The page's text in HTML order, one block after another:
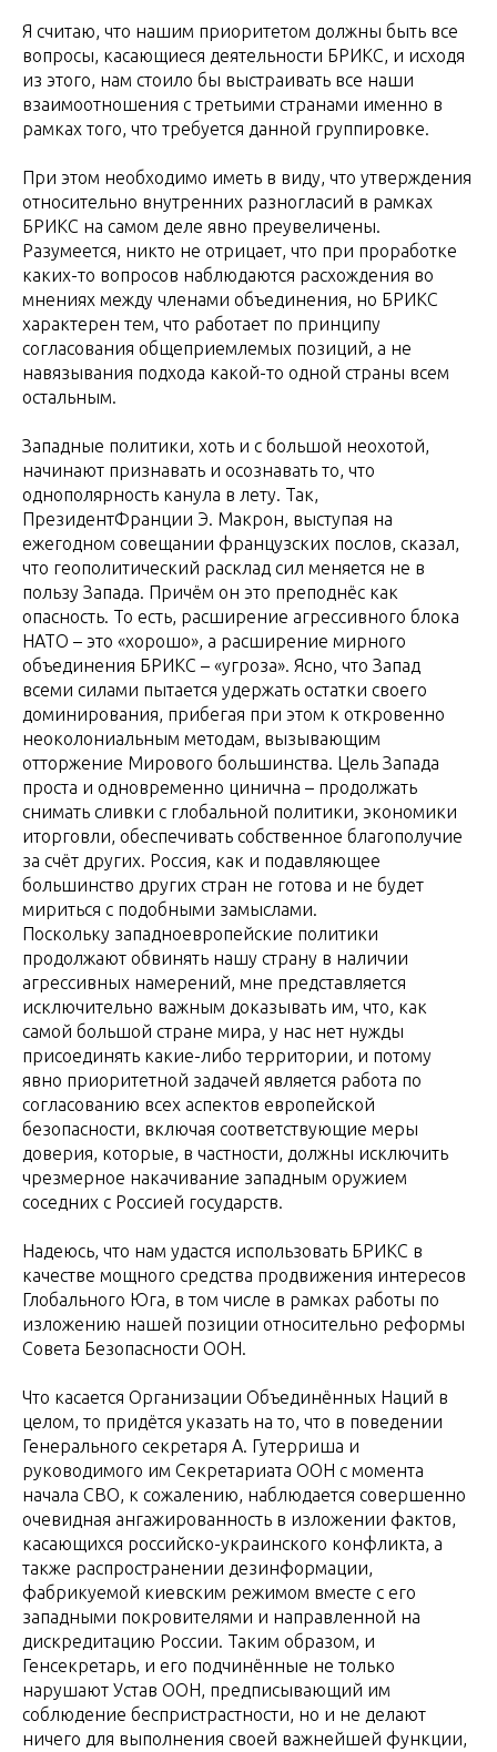
Я считаю, что нашим приоритетом должны быть все
вопросы, касающиеся деятельности БРИКС, и исходя
из этого, нам стоило бы выстраивать все наши
взаимоотношения с третьими странами именно в
рамках того, что требуется данной группировке.
При этом необходимо иметь в виду, что утверждения
относительно внутренних разногласий в рамках
БРИКС на самом деле явно преувеличены.
Разумеется, никто не отрицает, что при проработке
каких-то вопросов наблюдаются расхождения во
мнениях между членами объединения, но БРИКС
характерен тем, что работает по принципу
согласования общеприемлемых позиций, а не
навязывания подхода какой-то одной страны всем
остальным.
Западные политики, хоть и с большой неохотой,
начинают признавать и осознавать то, что
однополярность канула в лету. Так,
ПрезидентФранции Э. Макрон, выступая на
ежегодном совещании французских послов, сказал,
что геополитический расклад сил меняется не в
пользу Запада. Причём он это преподнёс как
опасность. То есть, расширение агрессивного блока
НАТО – это «хорошо», а расширение мирного
объединения БРИКС – «угроза». Ясно, что Запад
всеми силами пытается удержать остатки своего
доминирования, прибегая при этом к откровенно
неоколониальным методам, вызывающим
отторжение Мирового большинства. Цель Запада
проста и одновременно цинична – продолжать
снимать сливки с глобальной политики, экономики
иторговли, обеспечивать собственное благополучие
за счёт других. Россия, как и подавляющее
большинство других стран не готова и не будет
мириться с подобными замыслами.
Поскольку западноевропейские политики
продолжают обвинять нашу страну в наличии
агрессивных намерений, мне представляется
исключительно важным доказывать им, что, как
самой большой стране мира, у нас нет нужды
присоединять какие-либо территории, и потому
явно приоритетной задачей является работа по
согласованию всех аспектов европейской
безопасности, включая соответствующие меры
доверия, которые, в частности, должны исключить
чрезмерное накачивание западным оружием
соседних с Россией государств.
Надеюсь, что нам удастся использовать БРИКС в
качестве мощного средства продвижения интересов
Глобального Юга, в том числе в рамках работы по
изложению нашей позиции относительно реформы
Совета Безопасности ООН.
Что касается Организации Объединённых Наций в
целом, то придётся указать на то, что в поведении
Генерального секретаря А. Гутерриша и
руководимого им Секретариата ООН с момента
начала СВО, к сожалению, наблюдается совершенно
очевидная ангажированность в изложении фактов,
касающихся российско-украинского конфликта, а
также распространении дезинформации,
фабрикуемой киевским режимом вместе с его
западными покровителями и направленной на
дискредитацию России. Таким образом, и
Генсекретарь, и его подчинённые не только
нарушают Устав ООН, предписывающий им
соблюдение беспристрастности, но и не делают
ничего для выполнения своей важнейшей функции,